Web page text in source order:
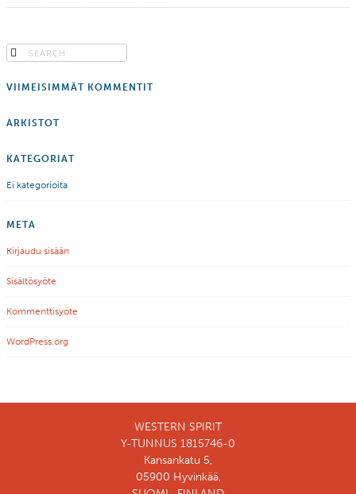
VIIMEISIMMÄT KOMMENTIT
ARKISTOT
KATEGORIAT
Ei kategorioita
META
Kirjaudu sisään
Sisältösyöte
Kommenttisyöte
WordPress.org
WESTERN SPIRIT
Y-TUNNUS 1815746-0
Kansankatu 5,
05900 Hyvinkää,